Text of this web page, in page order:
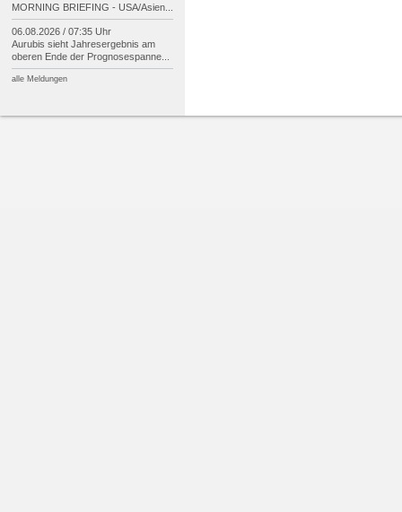
MORNING BRIEFING - USA/Asien...
06.08.2026 / 07:35 Uhr
Aurubis sieht Jahresergebnis am
oberen Ende der Prognosespanne...
alle Meldungen